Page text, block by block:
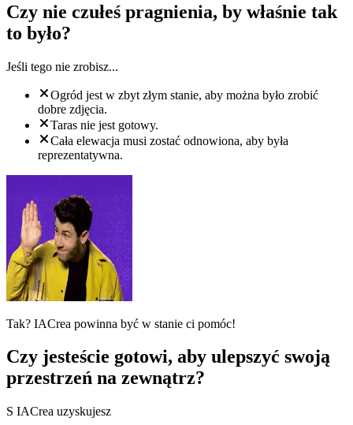
Czy nie czułeś pragnienia, by właśnie tak
to było?
Jeśli tego nie zrobisz...
Ogród jest w zbyt złym stanie, aby można było zrobić
dobre zdjęcia.
Taras nie jest gotowy.
Cała elewacja musi zostać odnowiona, aby była
reprezentatywna.
Tak? IACrea powinna być w stanie ci pomóc!
Czy jesteście gotowi, aby ulepszyć swoją
przestrzeń na zewnątrz?
S IACrea uzyskujesz